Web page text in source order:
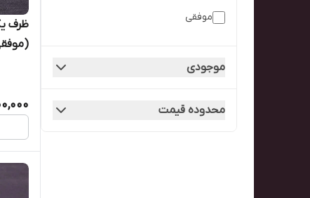
موفقی
موجودی
محدوده قیمت
ظرف